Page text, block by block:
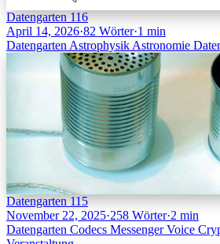
Datengarten 116
April 14, 2026·82 Wörter·1 min
Datengarten Astrophysik Astronomie
Datengarten 115
November 22, 2025·258 Wörter·2 min
Datengarten Codecs MessengerVoice